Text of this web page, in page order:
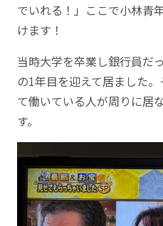
でいれる！」ここで小林青
けます！
当時大学を卒業し銀行員だ
の1年目を迎えて居ました
て働いている人が周りに居
す。